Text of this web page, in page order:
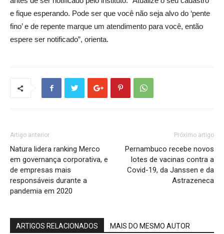
e fique esperando. Pode ser que você não seja alvo do ‘pente
fino’ e de repente marque um atendimento para você, então
espere ser notificado”, orienta.
Artigo anterior
Natura lidera ranking Merco
em governança corporativa, e
de empresas mais
responsáveis durante a
pandemia em 2020
Próximo artigo
Pernambuco recebe novos
lotes de vacinas contra a
Covid-19, da Janssen e da
Astrazeneca
ARTIGOS RELACIONADOS MAIS DO MESMO AUTOR